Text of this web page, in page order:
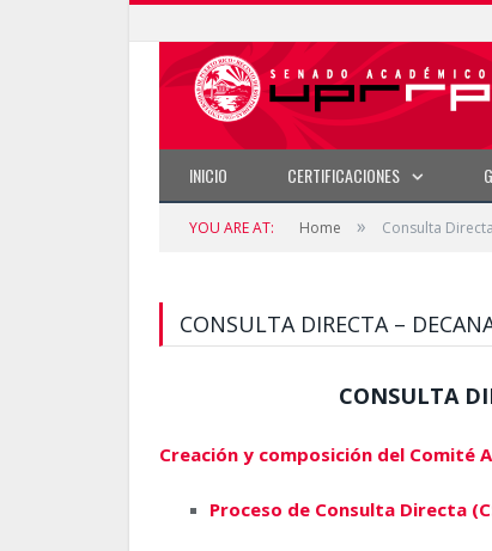
INICIO CERTIFICACIONES
YOU ARE AT: Home » Consulta
CONSULTA DIRECTA –
CONSULTA
Creación y composición del Comité
Proceso de Consulta Directa